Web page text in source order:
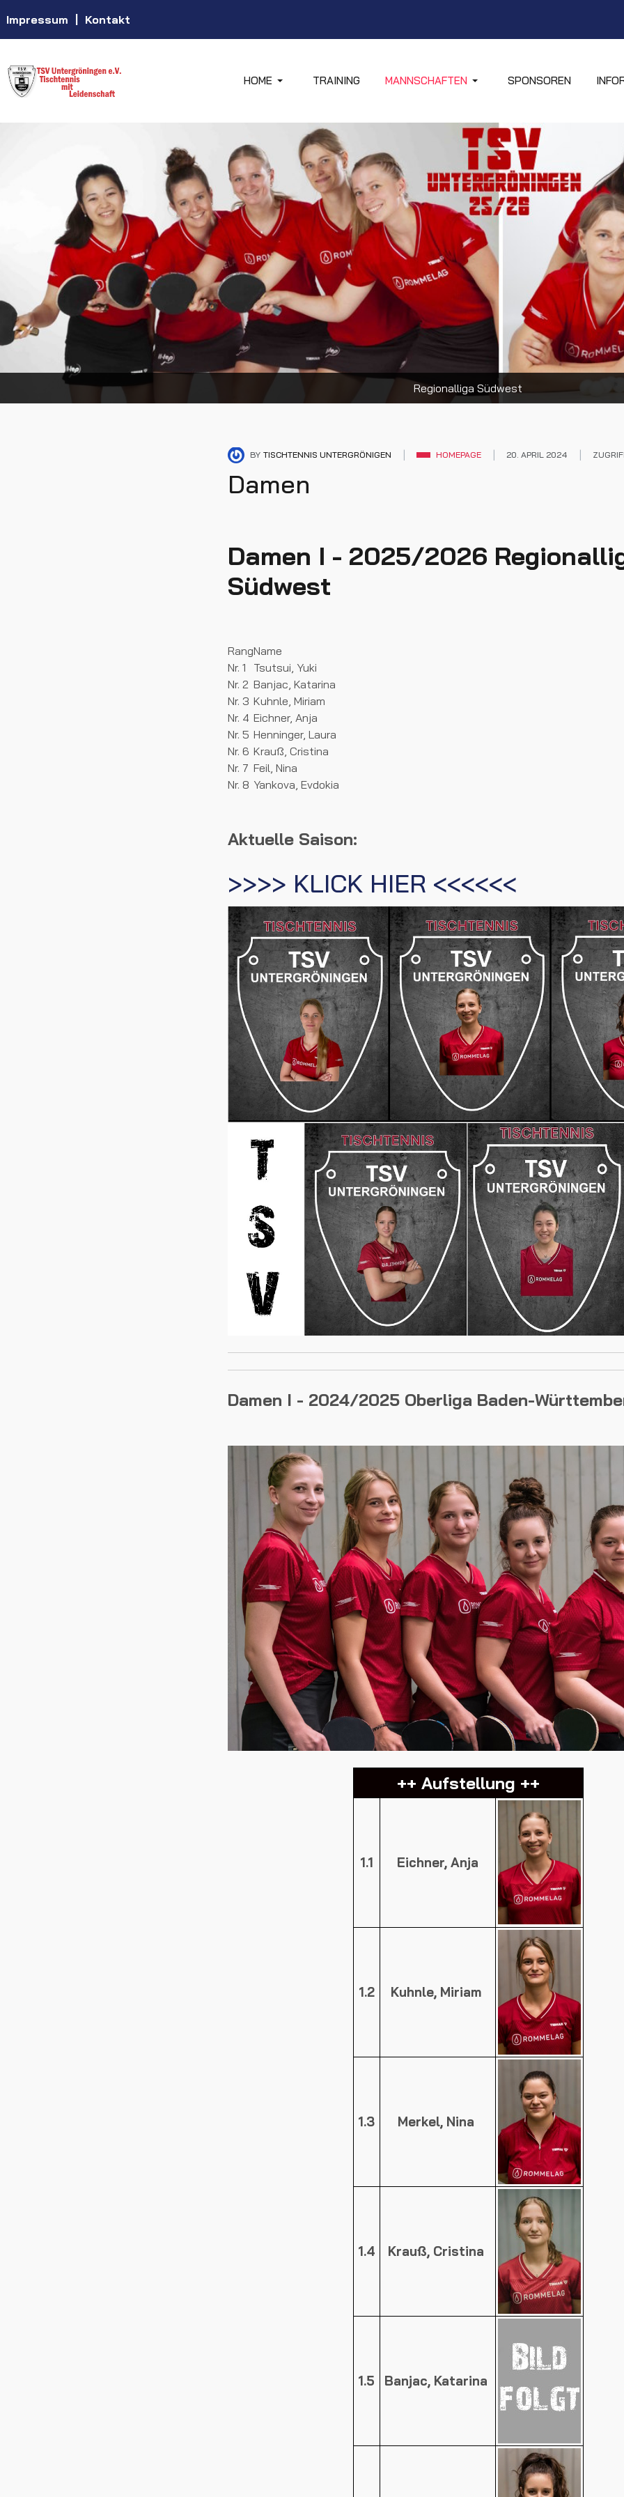
Impressum Kontakt
HOME TRAINING MANNSCHAFTEN SPONSOREN
Regionalliga Südwest
BY TISCHTENNIS UNTERGRÖNIGEN HOMEPAGE 20. APRIL 2024
Damen
Damen I - 2025/2026
Südwest
RangName
Nr. 1
Tsutsui, Yuki
Nr. 2 Banjac, Katarina
Nr. 3 Kuhnle, Miriam
Nr. 4 Eichner, Anja
Nr. 5 Henninger, Laura
Nr. 6 Krauß, Cristina
Nr. 7 Feil, Nina
Nr. 8 Yankova, Evdokia
Aktuelle Saison:
>>>> KLICK HIER <<<<<<
Damen I - 2024/2025 Oberliga Baden-
++ Aufstellung ++
1.1 Eichner, Anja
1.2 Kuhnle, Miriam
1.3 Merkel, Nina
1.4 Krauß, Cristina
1.5 Banjac, Katarina